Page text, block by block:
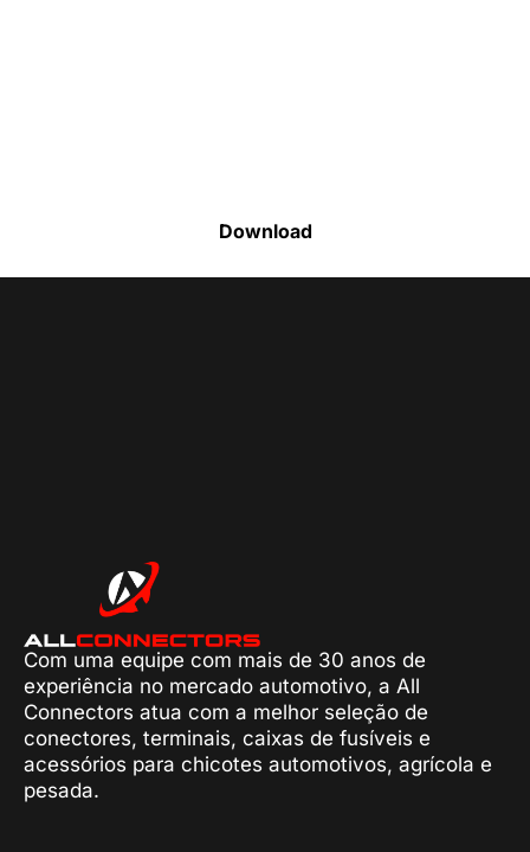
Download
Com uma equipe com mais de 30 anos de
experiência no mercado automotivo, a All
Connectors atua com a melhor seleção de
conectores, terminais, caixas de fusíveis e
acessórios para chicotes automotivos, agrícola e
pesada.